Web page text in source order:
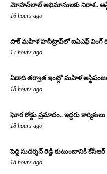
మోహన్‌లాల్ అభిమానులకు నిరాశ..
16 hours ago
పాక్ మహిళ హనీట్రాప్‌లో ఐఏఎఫ్ వింగ్
17 hours ago
ఏడాది తర్వాత ఇంట్లో మహిళ
18 hours ago
ఘోర రోడ్డు ప్రమాదం.. ఇద్దరు
18 hours ago
పెద్ది సుదర్శన్ రెడ్డి కుటుంబానికి
18 hours ago